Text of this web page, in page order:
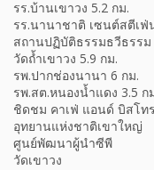
รร.บ้านเขาวง 5.2 กม.
รร.นานาชาติ เซนต์สตีเฟ่
สถานปฏิบัติธรรมธวีธรร
วัดถ้ำเขาวง 5.9 กม.
รพ.ปากช่องนานา 6 กม.
รพ.สต.หนองน้ำแดง 3.5 ก
ชิดชม คาเฟ่ แอนด์ บิสโท
อุทยานแห่งชาติเขาใหญ่
ศูนย์พัฒนาผู้นำซีพี
วัดเขาวง